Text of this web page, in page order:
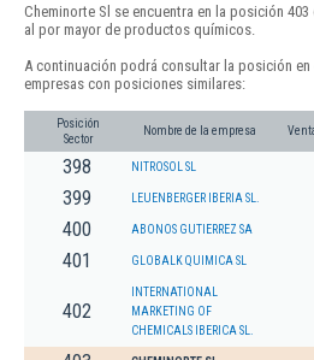
Cheminorte Sl se encuentra en la posición
al por mayor de productos químicos.
A continuación podrá consultar la posición en
empresas con posiciones similares:
Posición
Sector
Nombre de la empresa
398 NITROSOL SL
399 LEUENBERGER IBERIA SL.
400 ABONOS GUTIERREZ SA
401 GLOBALK QUIMICA SL
402
INTERNATIONAL
MARKETING OF
CHEMICALS IBERICA SL.